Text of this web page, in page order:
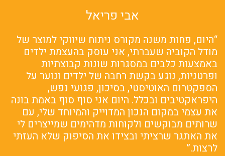
אבי פריאל
“היום, פחות משנה מקורס ניתוח שיווקי למוצר של
מודל הקוביה שעברתי, אני עוסק בהעצמת ילדים
באמצעות כלבים במסגרות שונות קבוצתיות
ופרטניות, נוגע בקשת רחבה של ילדים ונוער על
הספקטרום האוטיסטי, בסיכון, פגועי נפש,
היפראקטיבים ובכלל. היום אני סוף סוף באמת בונה
את עצמי במקום הנכון המדוייק והמיוחד שלי, עם
שרותים מבוקשים ולקוחות מדהימים שמייצרים לי
את האתגר שרציתי ובצידו את הסיפוק שלא העזתי
לרצות.”